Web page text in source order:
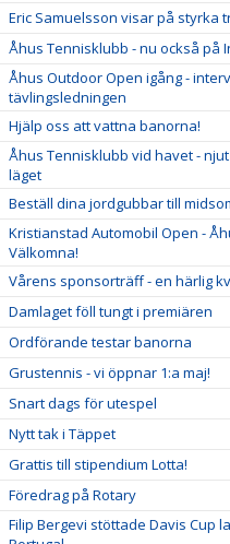
Eric Samuelsson visar på styrka
Åhus Tennisklubb - nu också på
Åhus Outdoor Open igång -
tävlingsledningen
Hjälp oss att vattna banorna!
Åhus Tennisklubb vid havet -
läget
Beställ dina jordgubbar till
Kristianstad Automobil Open -
Välkomna!
Vårens sponsorträff - en härlig
Damlaget föll tungt i premiären
Ordförande testar banorna
Grustennis - vi öppnar 1:a maj!
Snart dags för utespel
Nytt tak i Täppet
Grattis till stipendium Lotta!
Föredrag på Rotary
Filip Bergevi stöttade Davis Cup